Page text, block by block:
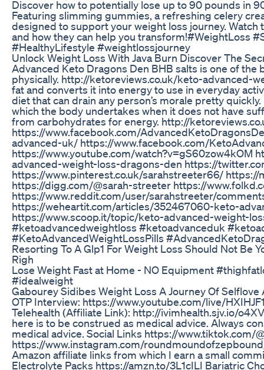
Discover how to potentially lose up to 90 pounds in
Featuring slimming gummies, a refreshing celery
designed to support your weight loss journey.
and how they can help you transform!#WeightLoss
#HealthyLifestyle #weightlossjourney
Unlock Weight Loss With Java Burn Discover The
Advanced Keto Dragons Den BHB salts is one of
physically. http://ketoreviews.co.uk/keto-advanced-
fat and converts it into energy to use in everyday
diet that can drain any person’s morale pretty
which the body undertakes when it does not have
from carbohydrates for energy. http://
https://www.facebook.com/
advanced-uk/ https://www.facebook.com/
https://www.youtube.com/watch?v=gS60zow4kOM
advanced-weight-loss-dragons-den https://
https://www.pinterest.co.uk/sarahstreeter66/
https://digg.com/@sarah-streeter https://
https://www.reddit.com/user/sarahstreeter/
https://weheartit.com/articles/352467060-keto-
https://www.scoop.it/topic/keto-advanced-weight-
#ketoadvancedweightloss #ketoadvanceduk
#KetoAdvancedWeightLossPills
Resorting To A Glp1 For Weight Loss Should Not Be
Righ
Lose Weight Fast at Home - NO Equipment
#idealweight
Gabourey Sidibes Weight Loss A Journey Of Selflove
OTP Interview: https://www.youtube.com/live/
Telehealth (Affiliate Link): http://ivimhealth.sjv.io/
here is to be construed as medical advice. Always
medical advice. Social Links https://www.tiktok.com/
https://www.instagram.com/
Amazon affiliate links from which I earn a small
Electrolyte Packs https://amzn.to/3L1cILI Bariatric